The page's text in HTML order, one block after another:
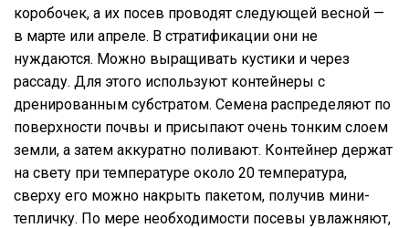
коробочек, а их посев проводят следующей весной —
в марте или апреле. В стратификации они не
нуждаются. Можно выращивать кустики и через
рассаду. Для этого используют контейнеры с
дренированным субстратом. Семена распределяют по
поверхности почвы и присыпают очень тонким слоем
земли, а затем аккуратно поливают. Контейнер держат
на свету при температуре около 20 температура,
сверху его можно накрыть пакетом, получив мини-
тепличку. По мере необходимости посевы увлажняют,